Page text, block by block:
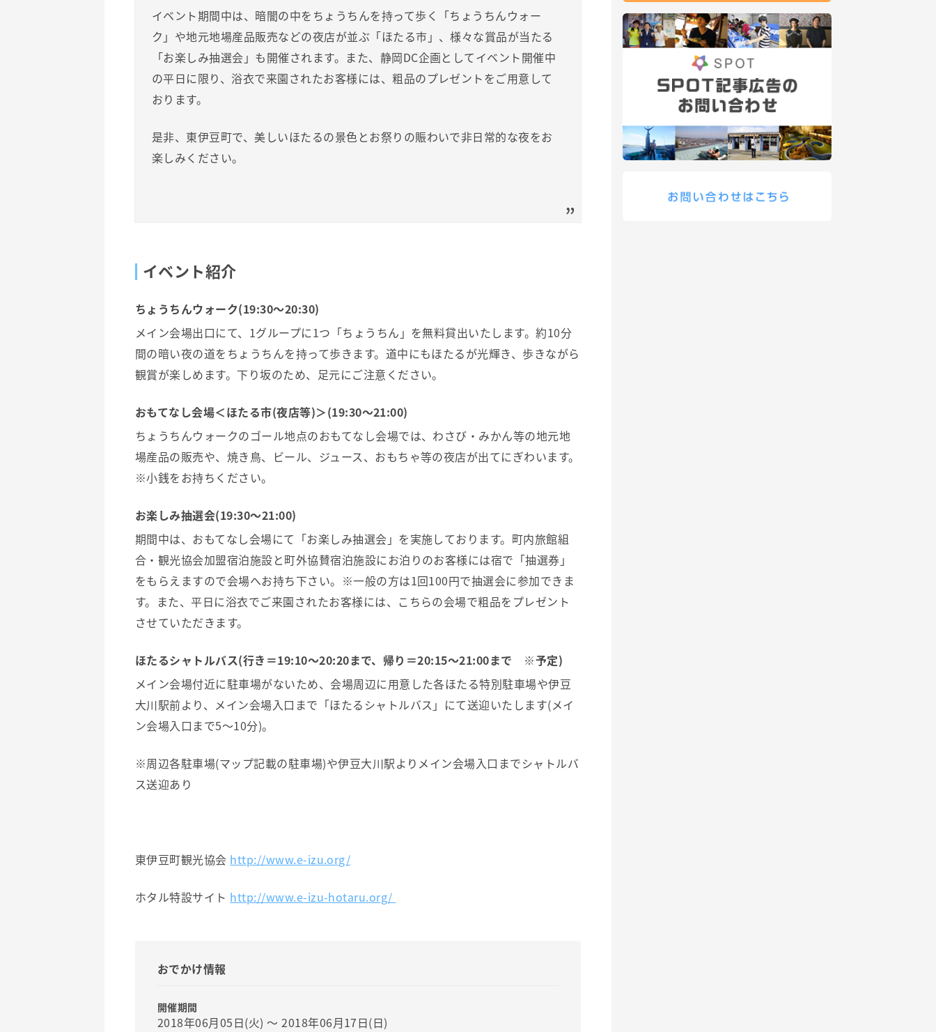
イベント期間中は、暗闇の中をちょうちんを持って歩く「ちょうちんウォー
ク」や地元地場産品販売などの夜店が並ぶ「ほたる市」、様々な賞品が当たる
「お楽しみ抽選会」も開催されます。また、静岡DC企画としてイベント開催中
の平日に限り、浴衣で来園されたお客様には、粗品のプレゼントをご用意して
おります。
是非、東伊豆町で、美しいほたるの景色とお祭りの賑わいで非日常的な夜をお
楽しみください。
イベント紹介
ちょうちんウォーク(19:30～20:30)
メイン会場出口にて、1グループに1つ「ちょうちん」を無料貸出いたします。約10分
間の暗い夜の道をちょうちんを持って歩きます。道中にもほたるが光輝き、歩きながら
観賞が楽しめます。下り坂のため、足元にご注意ください。
おもてなし会場＜ほたる市(夜店等)＞(19:30～21:00)
ちょうちんウォークのゴール地点のおもてなし会場では、わさび・みかん等の地元地
場産品の販売や、焼き鳥、ビール、ジュース、おもちゃ等の夜店が出てにぎわいます。
※小銭をお持ちください。
お楽しみ抽選会(19:30～21:00)
期間中は、おもてなし会場にて「お楽しみ抽選会」を実施しております。町内旅館組
合・観光協会加盟宿泊施設と町外協賛宿泊施設にお泊りのお客様には宿で「抽選券」
をもらえますので会場へお持ち下さい。※一般の方は1回100円で抽選会に参加できま
す。また、平日に浴衣でご来園されたお客様には、こちらの会場で粗品をプレゼント
させていただきます。
ほたるシャトルバス(行き＝19:10～20:20まで、帰り＝20:15～21:00まで ※予定)
メイン会場付近に駐車場がないため、会場周辺に用意した各ほたる特別駐車場や伊豆
大川駅前より、メイン会場入口まで「ほたるシャトルバス」にて送迎いたします(メイ
ン会場入口まで5～10分)。
※周辺各駐車場(マップ記載の駐車場)や伊豆大川駅よりメイン会場入口までシャトルバ
ス送迎あり
東伊豆町観光協会 http://www.e-izu.org/
ホタル特設サイト http://www.e-izu-hotaru.org/
おでかけ情報
開催期間
2018年06月05日(火) 〜 2018年06月17日(日)